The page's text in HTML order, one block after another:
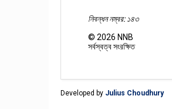
নিবন্ধন নম্বর: ১৪৩
© 2026 NNB
সর্বস্বত্ব সংরক্ষিত
Developed by Julius Choudhury